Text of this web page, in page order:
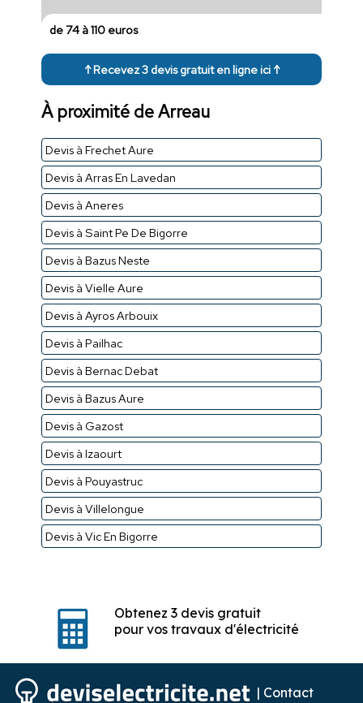
de 74 à 110 euros
↑ Recevez 3 devis gratuit en ligne ici ↑
À proximité de Arreau
Devis à Frechet Aure
Devis à Arras En Lavedan
Devis à Aneres
Devis à Saint Pe De Bigorre
Devis à Bazus Neste
Devis à Vielle Aure
Devis à Ayros Arbouix
Devis à Pailhac
Devis à Bernac Debat
Devis à Bazus Aure
Devis à Gazost
Devis à Izaourt
Devis à Pouyastruc
Devis à Villelongue
Devis à Vic En Bigorre
Obtenez 3 devis gratuit
pour vos travaux d'électricité
| Contact